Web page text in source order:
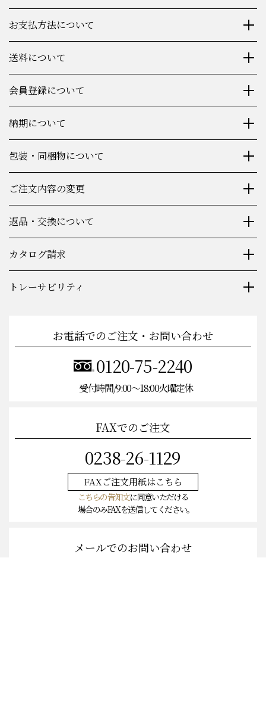
お支払方法について
送料について
会員登録について
納期について
包装・同梱物について
ご注文内容の変更
返品・交換について
カタログ請求
トレーサビリティ
お電話でのご注文・お問い合わせ
0120-75-2240
受付時間/9:00〜18:00火曜定休
FAXでのご注文
0238-26-1129
FAXご注文用紙はこちら
こちらの告知文に同意いただける
場合のみFAXを送信してください。
メールでのお問い合わせ